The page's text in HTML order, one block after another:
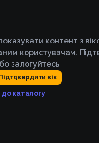
контент з
користувачам.
залогуйтесь
вік
до каталогу